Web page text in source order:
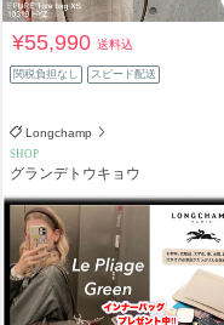
¥55,990送料込
関税負担なし スピード配送
Longchamp
SHOP
グランデトウキョウ